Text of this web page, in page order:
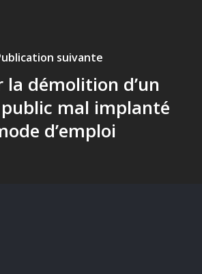
suivante
la démolition d’un
mal implanté
d’emploi